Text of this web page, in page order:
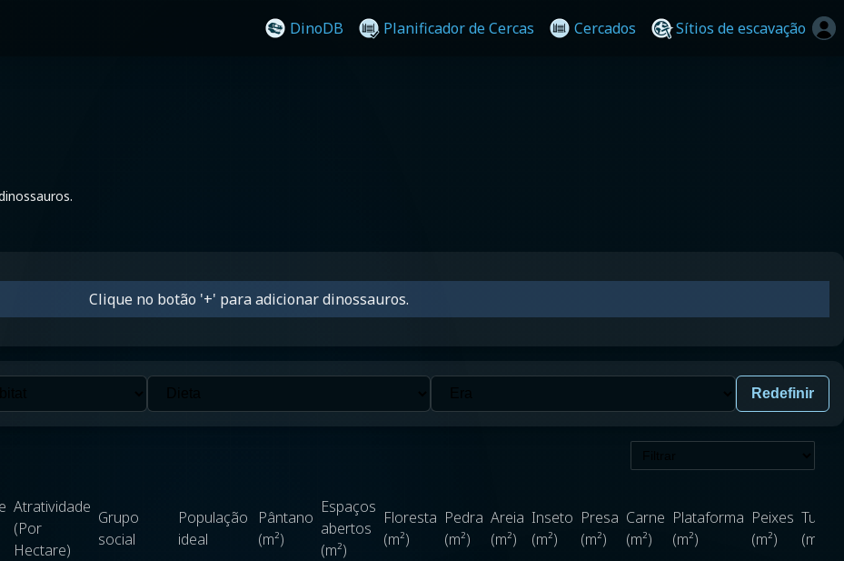
DinoDB Planificador de Cercas Cercados Sítios de escavação
Clique no botão '+' para adicionar dinossauros.
Redefinir
Atratividade
(Por
Hectare)
Grupo
social
População
ideal
Pântano
(m²)
Espaços
abertos
(m²)
Floresta
(m²)
Pedra
(m²)
Areia
(m²)
Inseto
(m²)
Presa
(m²)
Carne
(m²)
Plataforma
(m²)
Peixes
(m²)
(m²)